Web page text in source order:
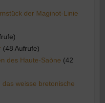
der Maginot-Linie
(48 Aufrufe)
des Haute-Saòne (42
weisse bretonische